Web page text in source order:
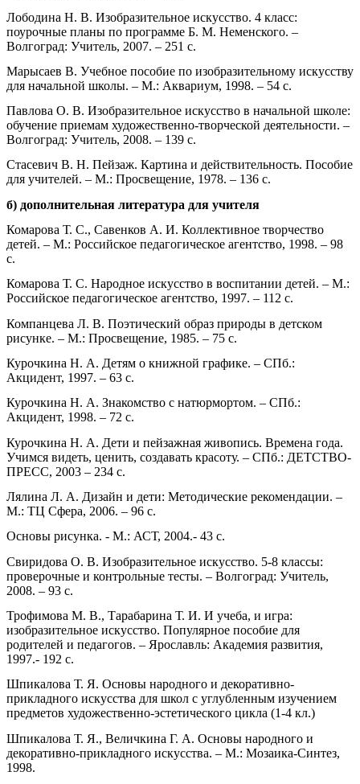
Лободина Н. В. Изобразительное искусство. 4 класс:
поурочные планы по программе Б. М. Неменского. –
Волгоград: Учитель, 2007. – 251 с.
Марысаев В. Учебное пособие по изобразительному искусству
для начальной школы. – М.: Аквариум, 1998. – 54 с.
Павлова О. В. Изобразительное искусство в начальной школе:
обучение приемам художественно-творческой деятельности. –
Волгоград: Учитель, 2008. – 139 с.
Стасевич В. Н. Пейзаж. Картина и действительность. Пособие
для учителей. – М.: Просвещение, 1978. – 136 с.
б) дополнительная литература для учителя
Комарова Т. С., Савенков А. И. Коллективное творчество
детей. – М.: Российское педагогическое агентство, 1998. – 98
с.
Комарова Т. С. Народное искусство в воспитании детей. – М.:
Российское педагогическое агентство, 1997. – 112 с.
Компанцева Л. В. Поэтический образ природы в детском
рисунке. – М.: Просвещение, 1985. – 75 с.
Курочкина Н. А. Детям о книжной графике. – СПб.:
Акцидент, 1997. – 63 с.
Курочкина Н. А. Знакомство с натюрмортом. – СПб.:
Акцидент, 1998. – 72 с.
Курочкина Н. А. Дети и пейзажная живопись. Времена года.
Учимся видеть, ценить, создавать красоту. – СПб.: ДЕТСТВО-
ПРЕСС, 2003 – 234 с.
Лялина Л. А. Дизайн и дети: Методические рекомендации. –
М.: ТЦ Сфера, 2006. – 96 с.
Основы рисунка. - М.: АСТ, 2004.- 43 с.
Свиридова О. В. Изобразительное искусство. 5-8 классы:
проверочные и контрольные тесты. – Волгоград: Учитель,
2008. – 93 с.
Трофимова М. В., Тарабарина Т. И. И учеба, и игра:
изобразительное искусство. Популярное пособие для
родителей и педагогов. – Ярославль: Академия развития,
1997.- 192 с.
Шпикалова Т. Я. Основы народного и декоративно-
прикладного искусства для школ с углубленным изучением
предметов художественно-эстетического цикла (1-4 кл.)
Шпикалова Т. Я., Величкина Г. А. Основы народного и
декоративно-прикладного искусства. – М.: Мозаика-Синтез,
1998.